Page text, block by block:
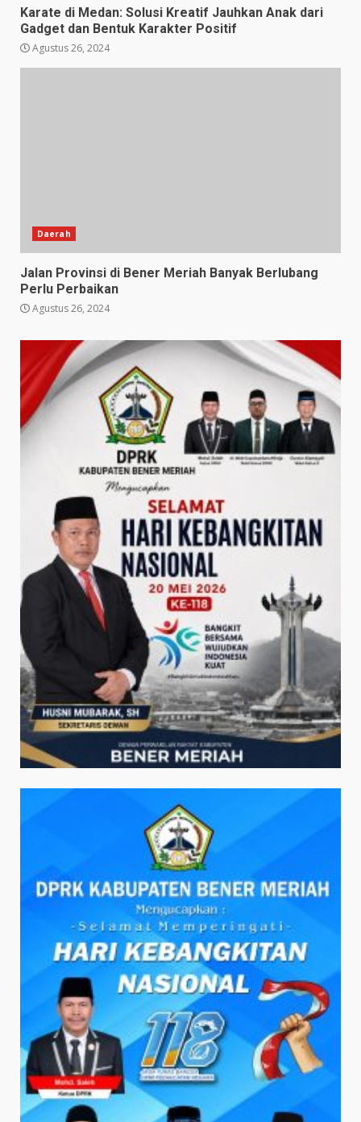
Karate di Medan: Solusi Kreatif Jauhkan Anak dari
Gadget dan Bentuk Karakter Positif
Agustus 26, 2024
Daerah
Jalan Provinsi di Bener Meriah Banyak Berlubang
Perlu Perbaikan
Agustus 26, 2024